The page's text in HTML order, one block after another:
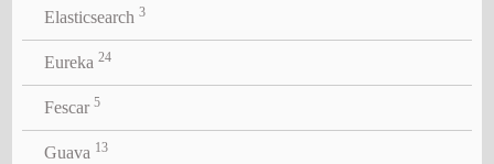
Elasticsearch 3
Eureka 24
Fescar 5
Guava 13